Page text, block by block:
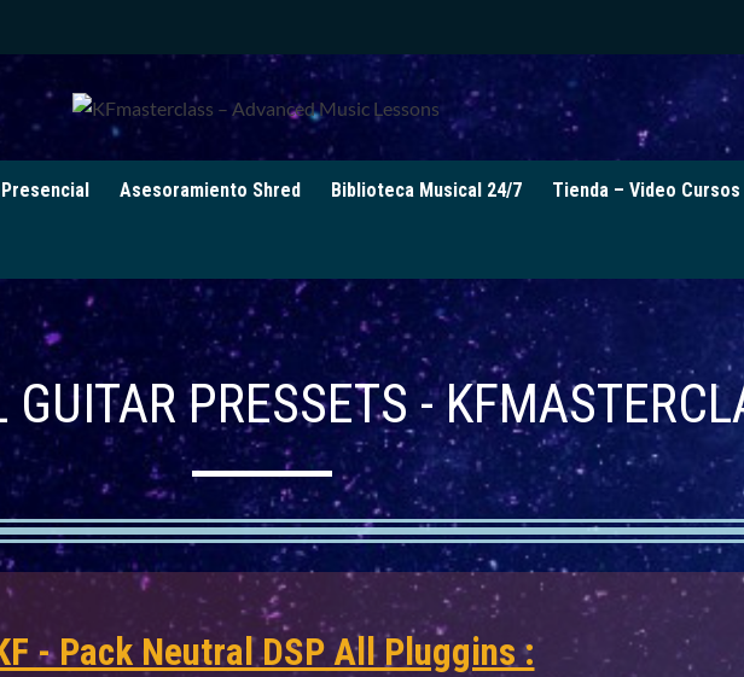
Asesoramiento Shred Biblioteca Musical 24/7 Tienda – Video Cursos
GUITAR PRESSETS -
- Pack Neutral DSP All Pluggins :